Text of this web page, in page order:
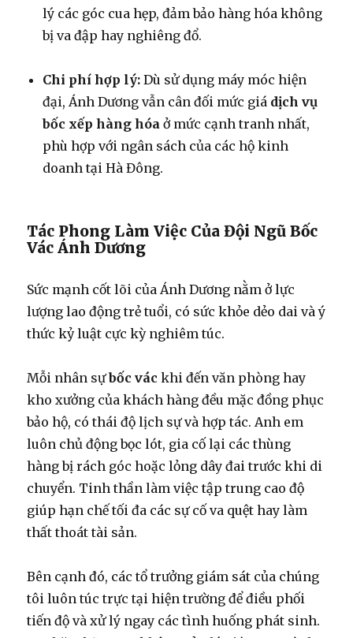
lý các góc cua hẹp, đảm bảo hàng hóa không
bị va đập hay nghiêng đổ.
Chi phí hợp lý: Dù sử dụng máy móc hiện
đại, Ánh Dương vẫn cân đối mức giá dịch vụ
bốc xếp hàng hóa ở mức cạnh tranh nhất,
phù hợp với ngân sách của các hộ kinh
doanh tại Hà Đông.
Tác Phong Làm Việc Của Đội Ngũ Bốc
Vác Ánh Dương
Sức mạnh cốt lõi của Ánh Dương nằm ở lực
lượng lao động trẻ tuổi, có sức khỏe dẻo dai và ý
thức kỷ luật cực kỳ nghiêm túc.
Mỗi nhân sựbốc vác khi đến văn phòng hay
kho xưởng của khách hàng đều mặc đồng phục
bảo hộ, có thái độ lịch sự và hợp tác. Anh em
luôn chủ động bọc lót, gia cố lại các thùng
hàng bị rách góc hoặc lỏng dây đai trước khi di
chuyển. Tinh thần làm việc tập trung cao độ
giúp hạn chế tối đa các sự cố va quệt hay làm
thất thoát tài sản.
Bên cạnh đó, các tổ trưởng giám sát của chúng
tôi luôn túc trực tại hiện trường để điều phối
tiến độ và xử lý ngay các tình huống phát sinh.